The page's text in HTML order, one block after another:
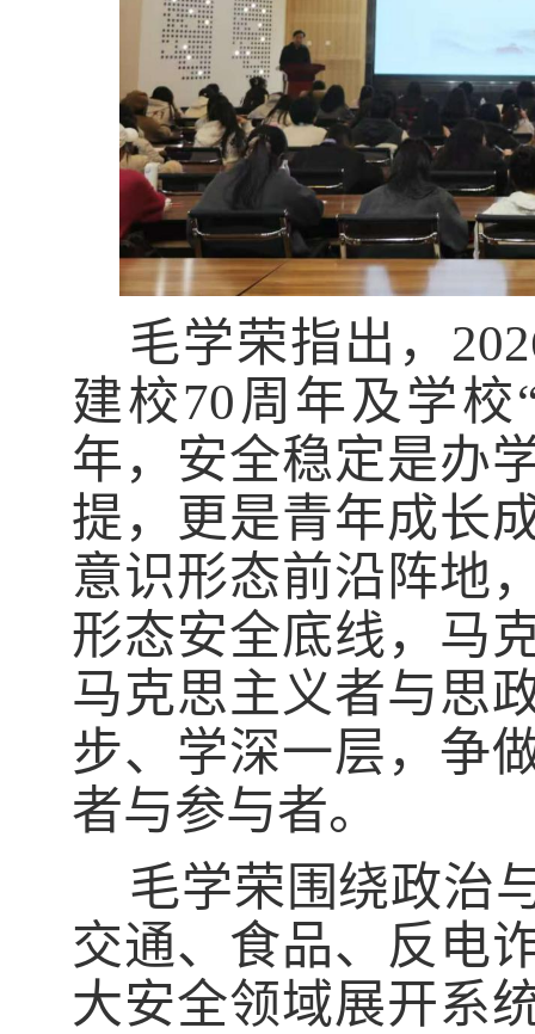
毛学荣指出，
建校70周年及学
年，安全稳定是办
提，更是青年成长
意识形态前沿阵地
形态安全底线，马
马克思主义者与思
步、学深一层，争
者与参与者。
毛学荣围绕政治
交通、食品、反电
大安全领域展开系